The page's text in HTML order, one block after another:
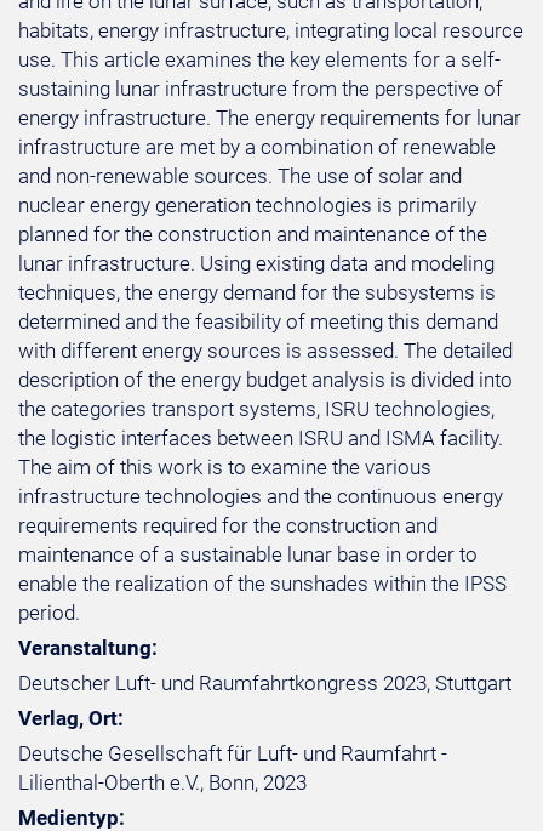
habitats, energy infrastructure, integrating local resource
use. This article examines the key elements for a self-
sustaining lunar infrastructure from the perspective of
energy infrastructure. The energy requirements for lunar
infrastructure are met by a combination of renewable
and non-renewable sources. The use of solar and
nuclear energy generation technologies is primarily
planned for the construction and maintenance of the
lunar infrastructure. Using existing data and modeling
techniques, the energy demand for the subsystems is
determined and the feasibility of meeting this demand
with different energy sources is assessed. The detailed
description of the energy budget analysis is divided into
the categories transport systems, ISRU technologies,
the logistic interfaces between ISRU and ISMA facility.
The aim of this work is to examine the various
infrastructure technologies and the continuous energy
requirements required for the construction and
maintenance of a sustainable lunar base in order to
enable the realization of the sunshades within the IPSS
period.
Veranstaltung:
Deutscher Luft- und Raumfahrtkongress 2023, Stuttgart
Verlag, Ort:
Deutsche Gesellschaft für Luft- und Raumfahrt -
Lilienthal-Oberth e.V., Bonn, 2023
Medientyp: